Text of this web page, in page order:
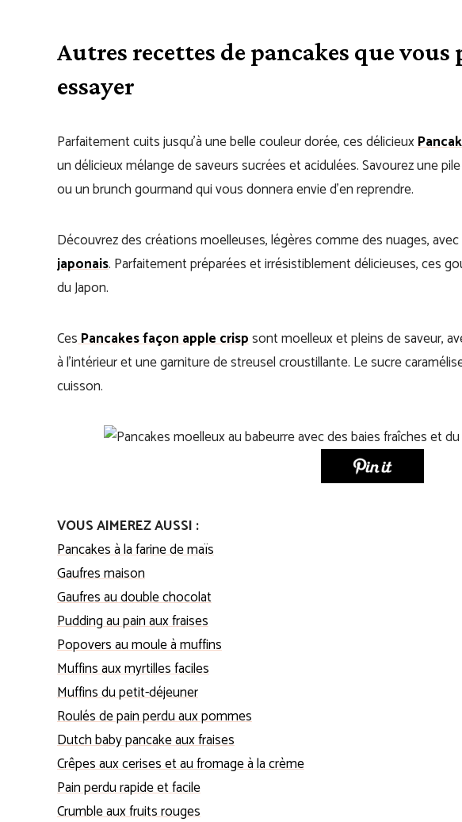
Autres recettes de pancakes que
essayer
Parfaitement cuits jusqu’à une belle couleur dorée, ces délicieux
un délicieux mélange de saveurs sucrées et acidulées. Savourez une
ou un brunch gourmand qui vous donnera envie d’en reprendre.
Découvrez des créations moelleuses, légères comme des nuages,
japonais. Parfaitement préparées et irrésistiblement délicieuses, ces
du Japon.
CesPancakes façon apple crispsont moelleux et pleins de saveur,
à l’intérieur et une garniture de streusel croustillante. Le sucre
cuisson.
VOUS AIMEREZ AUSSI :
Pancakes à la farine de maïs
Gaufres maison
Gaufres au double chocolat
Pudding au pain aux fraises
Popovers au moule à muffins
Muffins aux myrtilles faciles
Muffins du petit-déjeuner
Roulés de pain perdu aux pommes
Dutch baby pancake aux fraises
Crêpes aux cerises et au fromage à la crème
Pain perdu rapide et facile
Crumble aux fruits rouges